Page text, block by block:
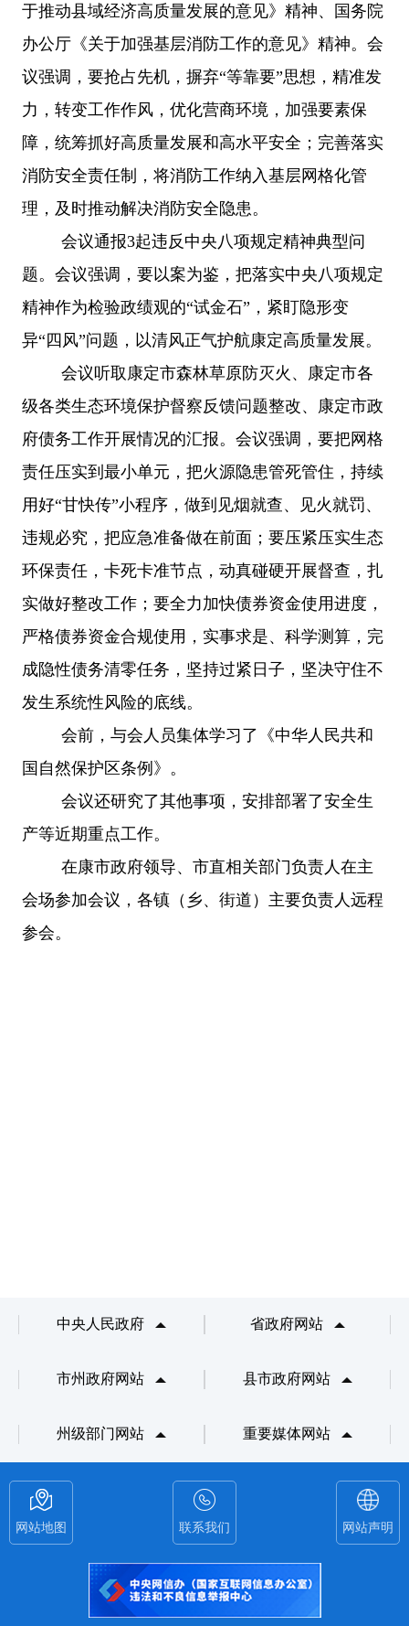
于推动县域经济高质量发展的意见》精神、国务院
办公厅《关于加强基层消防工作的意见》精神。会
议强调，要抢占先机，摒弃“等靠要”思想，精准发
力，转变工作作风，优化营商环境，加强要素保
障，统筹抓好高质量发展和高水平安全；完善落实
消防安全责任制，将消防工作纳入基层网格化管
理，及时推动解决消防安全隐患。
会议通报3起违反中央八项规定精神典型问
题。会议强调，要以案为鉴，把落实中央八项规定
精神作为检验政绩观的“试金石”，紧盯隐形变
异“四风”问题，以清风正气护航康定高质量发展。
会议听取康定市森林草原防灭火、康定市各
级各类生态环境保护督察反馈问题整改、康定市政
府债务工作开展情况的汇报。会议强调，要把网格
责任压实到最小单元，把火源隐患管死管住，持续
用好“甘快传”小程序，做到见烟就查、见火就罚、
违规必究，把应急准备做在前面；要压紧压实生态
环保责任，卡死卡准节点，动真碰硬开展督查，扎
实做好整改工作；要全力加快债券资金使用进度，
严格债券资金合规使用，实事求是、科学测算，完
成隐性债务清零任务，坚持过紧日子，坚决守住不
发生系统性风险的底线。
会前，与会人员集体学习了《中华人民共和
国自然保护区条例》。
会议还研究了其他事项，安排部署了安全生
产等近期重点工作。
在康市政府领导、市直相关部门负责人在主
会场参加会议，各镇（乡、街道）主要负责人远程
参会。
中央人民政府 省政府网站
市州政府网站 县市政府网站
州级部门网站 重要媒体网站
网站地图 联系我们 网站声明